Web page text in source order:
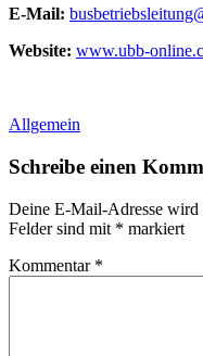
E-Mail:
Website: www.ubb-
Allgemein
Schreibe einen
Deine E-Mail-Adresse
Felder sind mit * markiert
Kommentar *